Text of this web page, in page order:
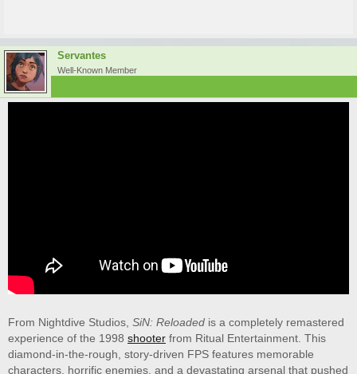
Servantes
Well-Known Member
From Nightdive Studios, SiN: Reloaded is a completely remastered
experience of the 1998 shooter from Ritual Entertainment. This
diamond-in-the-rough, story-driven FPS features memorable
characters, horrific enemies, and a devastating arsenal that pushed